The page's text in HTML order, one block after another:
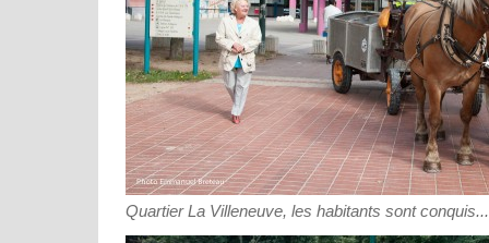
Quartier La Villeneuve, les habitants sont conquis...